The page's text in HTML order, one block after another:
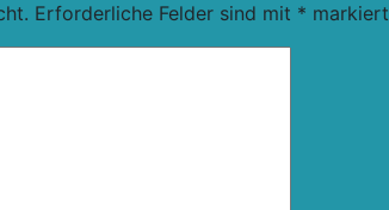
Erforderliche Felder sind mit * markiert